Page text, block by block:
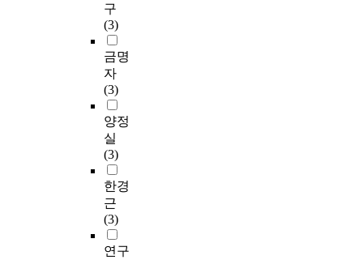
구
(3)
금명
자
(3)
양정
실
(3)
한경
근
(3)
연구